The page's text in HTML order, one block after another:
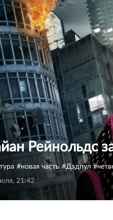
Рейнольдс
новая часть Дэдпул
21:42